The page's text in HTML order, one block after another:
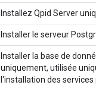
Installez Qpid Server
Installer le serveur
Installer la base de
uniquement, utilisée
l'installation des